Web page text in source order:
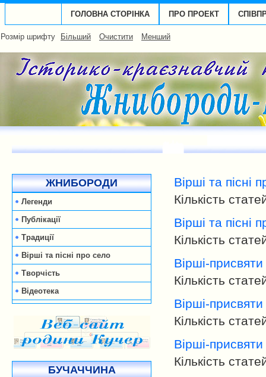
ГОЛОВНА СТОРІНКА ПРО ПРОЕКТ
Розмір шрифту Більший Очистити Менший
ЖНИБОРОДИ
Легенди
Публікації
Традиції
Вірші та пісні про село
Творчість
Відеотека
БУЧАЧЧИНА
Вірші та пісні
Кількість
Вірші та пісні
Кількість
Вірші-
Кількість
Вірші-
Кількість
Вірші-
Кількість